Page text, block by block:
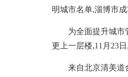
明城市名单,淄博市
为全面提升城市管
更上一层楼,11月23
来自北京清美道合